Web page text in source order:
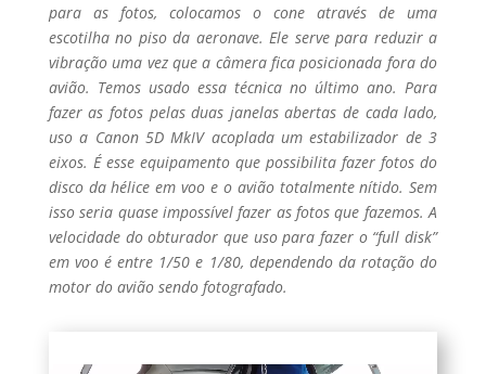
para as fotos, colocamos o cone através de uma
escotilha no piso da aeronave. Ele serve para reduzir a
vibração uma vez que a câmera fica posicionada fora do
avião. Temos usado essa técnica no último ano. Para
fazer as fotos pelas duas janelas abertas de cada lado,
uso a Canon 5D MkIV acoplada um estabilizador de 3
eixos. É esse equipamento que possibilita fazer fotos do
disco da hélice em voo e o avião totalmente nítido. Sem
isso seria quase impossível fazer as fotos que fazemos. A
velocidade do obturador que uso para fazer o “full disk”
em voo é entre 1/50 e 1/80, dependendo da rotação do
motor do avião sendo fotografado.